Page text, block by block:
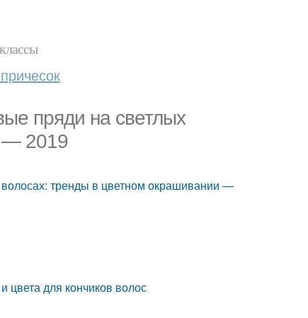
пряди на светлых
— 2019
тренды в цветном окрашивании —
цвета для кончиков волос